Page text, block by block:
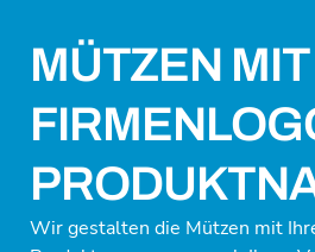
MÜTZEN MIT
Wir gestalten die Mützen mit